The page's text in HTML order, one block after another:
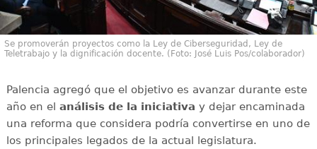
Se promoverán proyectos como la Ley de Ciberseguridad, Ley de
Teletrabajo y la dignificación docente. (Foto: José Luis Pos/colaborador)
Palencia agregó que el objetivo es avanzar durante este
año en el análisis de la iniciativa y dejar encaminada
una reforma que considera podría convertirse en uno de
los principales legados de la actual legislatura.